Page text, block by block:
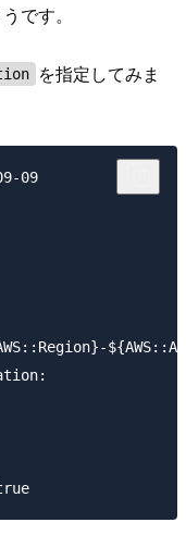
です。
を指定してみま
09